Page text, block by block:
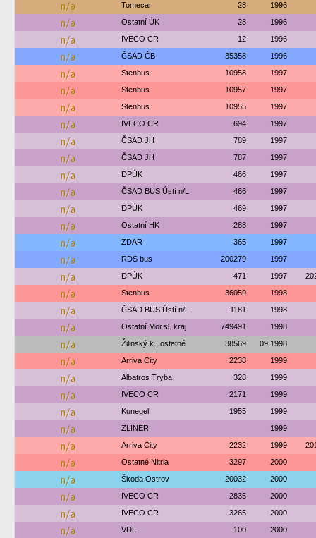
n/a Tomecar 28 1996
n/a Ostatní ÚK 28 1996
n/a IVECO CR 12 1996
n/a ČSAD ČB 35358 1996
n/a Stenbus 10958 1997
n/a Stenbus 10957 1997
n/a Stenbus 10955 1997
n/a IVECO CR 694 1997
n/a ČSAD JH 789 1997
n/a ČSAD JH 787 1997
n/a DPÚK 466 1997
n/a ČSAD BUS Ústí n/L 466 1997
n/a DPÚK 469 1997
n/a Ostatní HK 288 1997
n/a ZDAR 365 1997
n/a RDS bus 200279 1997
n/a DPÚK 471 1997
n/a Stenbus 36059 1998
n/a ČSAD BUS Ústí n/L 1181 1998
n/a Ostatní Mor.sl. kraj 749491 1998
n/a Žilinský k., ostatné 38569 09.1998
n/a Arriva City 2238 1999
n/a Albatros Tryba 328 1999
n/a IVECO CR 2171 1999
n/a Kunegel 1955 1999
n/a ZLINER 1999
n/a Arriva City 2232 1999
n/a Ostatné Nitria 3297 2000
n/a Škoda Ostrov 20032 2000
n/a IVECO CR 2835 2000
n/a IVECO CR 3265 2000
n/a VDL 100 2000